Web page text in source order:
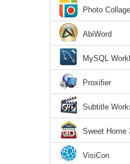
Photo Collage
AbiWord
MySQL
Proxifier
Subtitle
Sweet Home
VisiCon